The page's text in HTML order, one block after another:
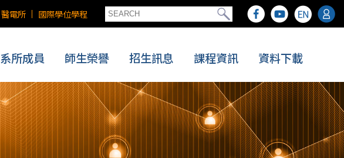
醫電所 國際學位學程
系所成員 師生榮譽 招生訊息 課程資訊 資料下載